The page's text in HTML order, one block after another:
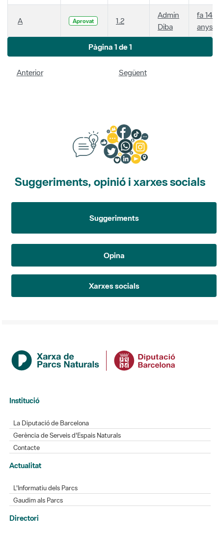
A Aprovat 1.2
Admin
Diba
fa 14
anys
Pàgina 1 de 1
Anterior Següent
Suggeriments, opinió i xarxes socials
Suggeriments
Opina
Xarxes socials
Institució
La Diputació de Barcelona
Gerència de Serveis d'Espais Naturals
Contacte
Actualitat
L'Informatiu dels Parcs
Gaudim als Parcs
Directori